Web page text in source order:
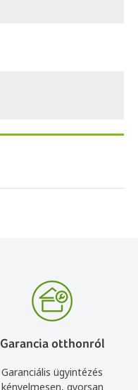
Garancia otthonról
Garanciális ügyintézés
kényelmesen, gyorsan